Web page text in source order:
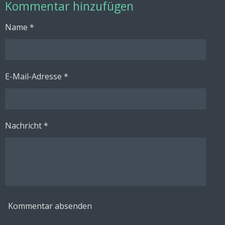
l
e
l
e
l
e
l
Kommentar hinzufügen
Name *
E-Mail-Adresse *
Nachricht *
Kommentar absenden